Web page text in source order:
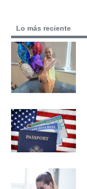
Lo más reciente